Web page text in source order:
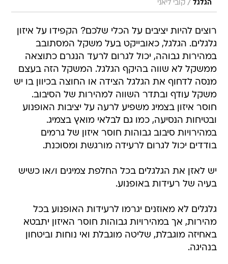
הגלגל / קובי ליאני
רוצים להיות יציבים על הכלי שלכם? הקפידו על איזון
גלגלים. הגלגל, כאובייקט בעל משקל המסתובב
במהירות גבוהה, יכול לגרום לרעד הנגרם כתוצאה
ממשקל לא שווה בהיקף הגלגל. המשקל הזה בעצם
מנסה לדחוף את הגלגל הצידה או החוצה בכיוון בו יש
משקל עודף ובתדר השווה למהירות של הסיבוב.
חוסר איזון בצמיג משפיע לרעה על יציבות האופנוע
ובטיחות הנסיעה, כמו גם לבלאי מואץ בצמיג.
במהירויות סיבוב גבוהות חוסר איזון של גרמים
בודדים יכול לגרום לרעידה מורגשת ומסוכנת.
יש לאזן את הגלגלים בכל החלפת צמיגים ו/או כשיש
בעיה של רעידות באופנוע.
גלגלים לא מאוזנים יגרמו לרעידות האופנוע בכל
מהירות, אך במהירויות גבוהות חוסר האיזון יתבטא
באחיזה מוגבלת, שליטה מוגבלת ואי נוחות וביטחון
בנהיגה.